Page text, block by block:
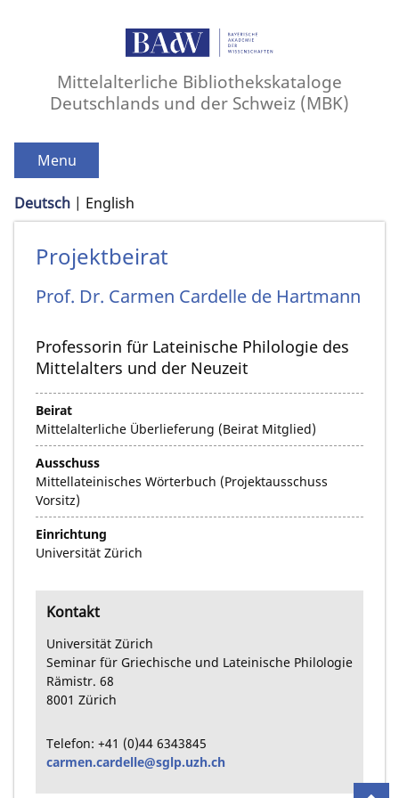
Mittelalterliche Bibliothekskataloge
Deutschlands und der Schweiz (MBK)
Menu
Deutsch English
Projektbeirat
Prof. Dr. Carmen Cardelle de Hartmann
Professorin für Lateinische Philologie des
Mittelalters und der Neuzeit
Beirat
Mittelalterliche Überlieferung (Beirat Mitglied)
Ausschuss
Mittellateinisches Wörterbuch (Projektausschuss
Vorsitz)
Einrichtung
Universität Zürich
Kontakt
Universität Zürich
Seminar für Griechische und Lateinische Philologie
Rämistr. 68
8001 Zürich
Telefon: +41 (0)44 6343845
carmen.cardelle@sglp.uzh.ch